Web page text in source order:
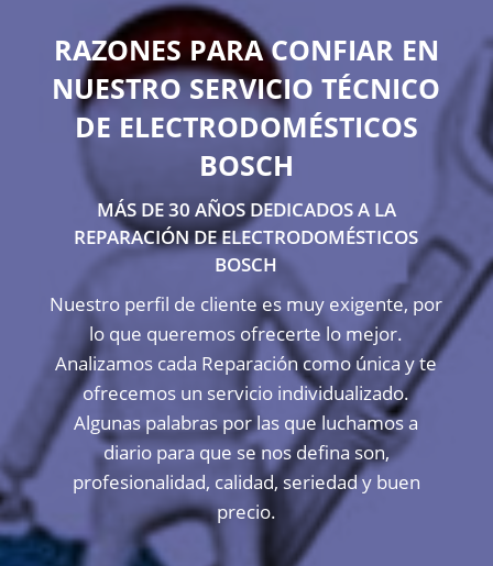
RAZONES PARA CONFIAR EN
NUESTRO SERVICIO TÉCNICO
DE ELECTRODOMÉSTICOS
BOSCH
MÁS DE 30 AÑOS DEDICADOS A LA
REPARACIÓN DE ELECTRODOMÉSTICOS
BOSCH
Nuestro perfil de cliente es muy exigente, por
lo que queremos ofrecerte lo mejor.
Analizamos cada Reparación como única y te
ofrecemos un servicio individualizado.
Algunas palabras por las que luchamos a
diario para que se nos defina son,
profesionalidad, calidad, seriedad y buen
precio.